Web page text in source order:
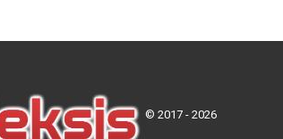
© 2017 - 2026